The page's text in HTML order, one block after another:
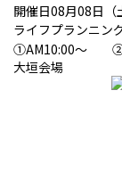
開催日08月08日（
ライフプランニン
①AM10:00～
大垣会場